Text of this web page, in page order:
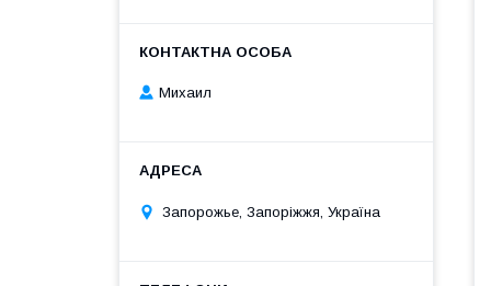
Михаил
Запорожье, Запоріжжя, Україна